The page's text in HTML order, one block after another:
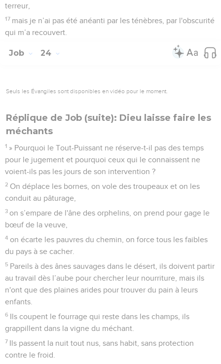
terreur,
17 mais je n’ai pas été anéanti par les ténèbres, par l'obscurité
qui m’a recouvert.
Job 24
Seuls les Évangiles sont disponibles en vidéo pour le moment.
Réplique de Job (suite): Dieu laisse faire les
méchants
1 » Pourquoi le Tout-Puissant ne réserve-t-il pas des temps
pour le jugement et pourquoi ceux qui le connaissent ne
voient-ils pas les jours de son intervention ?
2 On déplace les bornes, on vole des troupeaux et on les
conduit au pâturage,
3 on s’empare de l'âne des orphelins, on prend pour gage le
bœuf de la veuve,
4 on écarte les pauvres du chemin, on force tous les faibles
du pays à se cacher.
5 Pareils à des ânes sauvages dans le désert, ils doivent partir
au travail dès l’aube pour chercher leur nourriture, mais ils
n'ont que des plaines arides pour trouver du pain à leurs
enfants.
6 Ils coupent le fourrage qui reste dans les champs, ils
grappillent dans la vigne du méchant.
7 Ils passent la nuit tout nus, sans habit, sans protection
contre le froid.